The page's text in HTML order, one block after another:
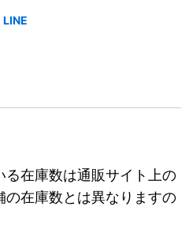
在庫数は通販サイト上の
在庫数とは異なりますの